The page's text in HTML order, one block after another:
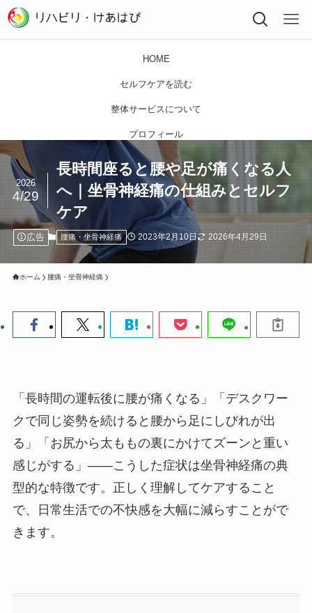
HOME
セルフケアを読む
整体サービスについて
プロフィール
長時間座ると腰や足が痛くなる人
へ｜坐骨神経痛の仕組みとセルフ
ケア
2026
4/29
広告 腰痛・坐骨神経痛 2023年2月10日 2026年4月29日
ホーム 腰痛・坐骨神経痛
「長時間の運転後に腰が痛くなる」「デスクワー
クで同じ姿勢を続けると腰から足にしびれが出
る」「お尻から太ももの裏にかけてズーンと重い
感じがする」——こうした症状は坐骨神経痛の典
型的な特徴です。正しく理解してケアすること
で、日常生活での不快感を大幅に減らすことがで
きます。